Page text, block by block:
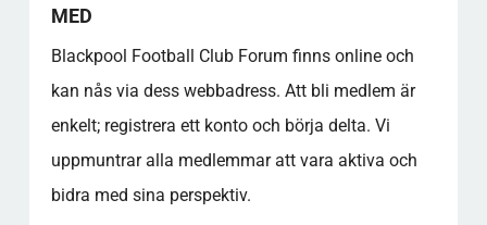
MED
Blackpool Football Club Forum finns online och
kan nås via dess webbadress. Att bli medlem är
enkelt; registrera ett konto och börja delta. Vi
uppmuntrar alla medlemmar att vara aktiva och
bidra med sina perspektiv.